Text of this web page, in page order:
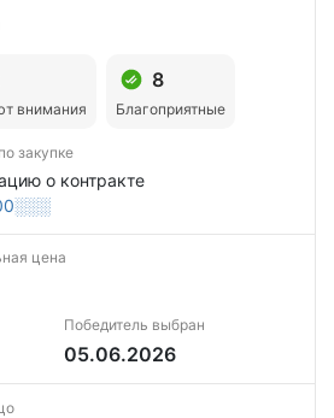
внимания
8
Благоприятные
закупке
о контракте
цена
Победитель выбран
05.06.2026